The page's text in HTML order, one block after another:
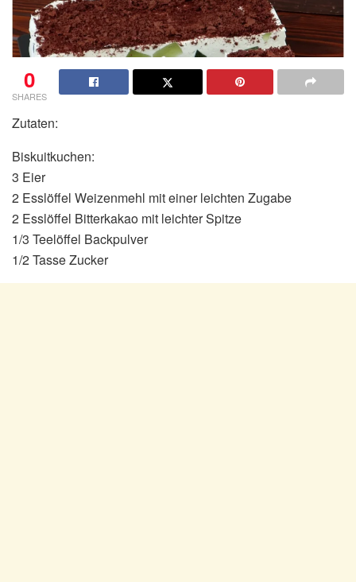
0
SHARES
Zutaten:
Biskuitkuchen:
3 Eier
2 Esslöffel Weizenmehl mit einer leichten Zugabe
2 Esslöffel Bitterkakao mit leichter Spitze
1/3 Teelöffel Backpulver
1/2 Tasse Zucker